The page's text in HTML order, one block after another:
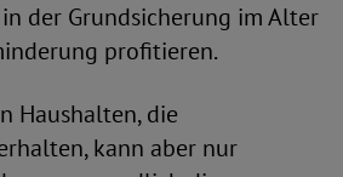
der Grundsicherung im Alter
profitieren.
Haushalten, die
kann aber nur